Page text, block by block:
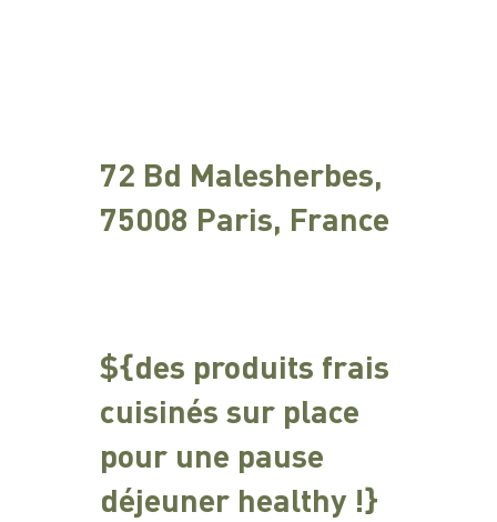
72 Bd Malesherbes,
75008 Paris, France
${des produits frais
cuisinés sur place
pour une pause
déjeuner healthy !}